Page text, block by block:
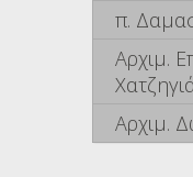
π.
Αρχιμ.
Αρχιμ.